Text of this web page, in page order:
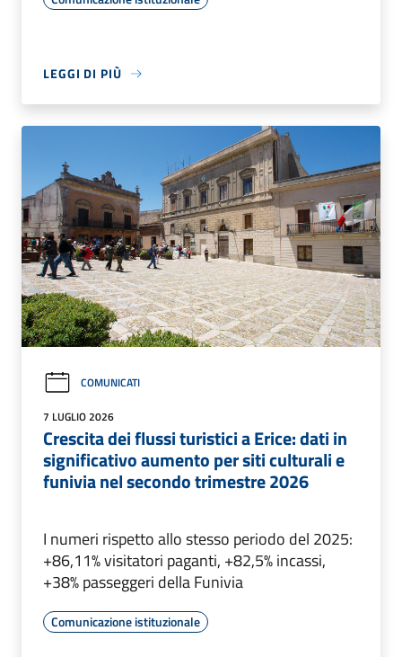
LEGGI DI PIÙ
COMUNICATI
7 LUGLIO 2026
Crescita dei flussi turistici a Erice: dati in
significativo aumento per siti culturali e
funivia nel secondo trimestre 2026
I numeri rispetto allo stesso periodo del 2025:
+86,11% visitatori paganti, +82,5% incassi,
+38% passeggeri della Funivia
Comunicazione istituzionale